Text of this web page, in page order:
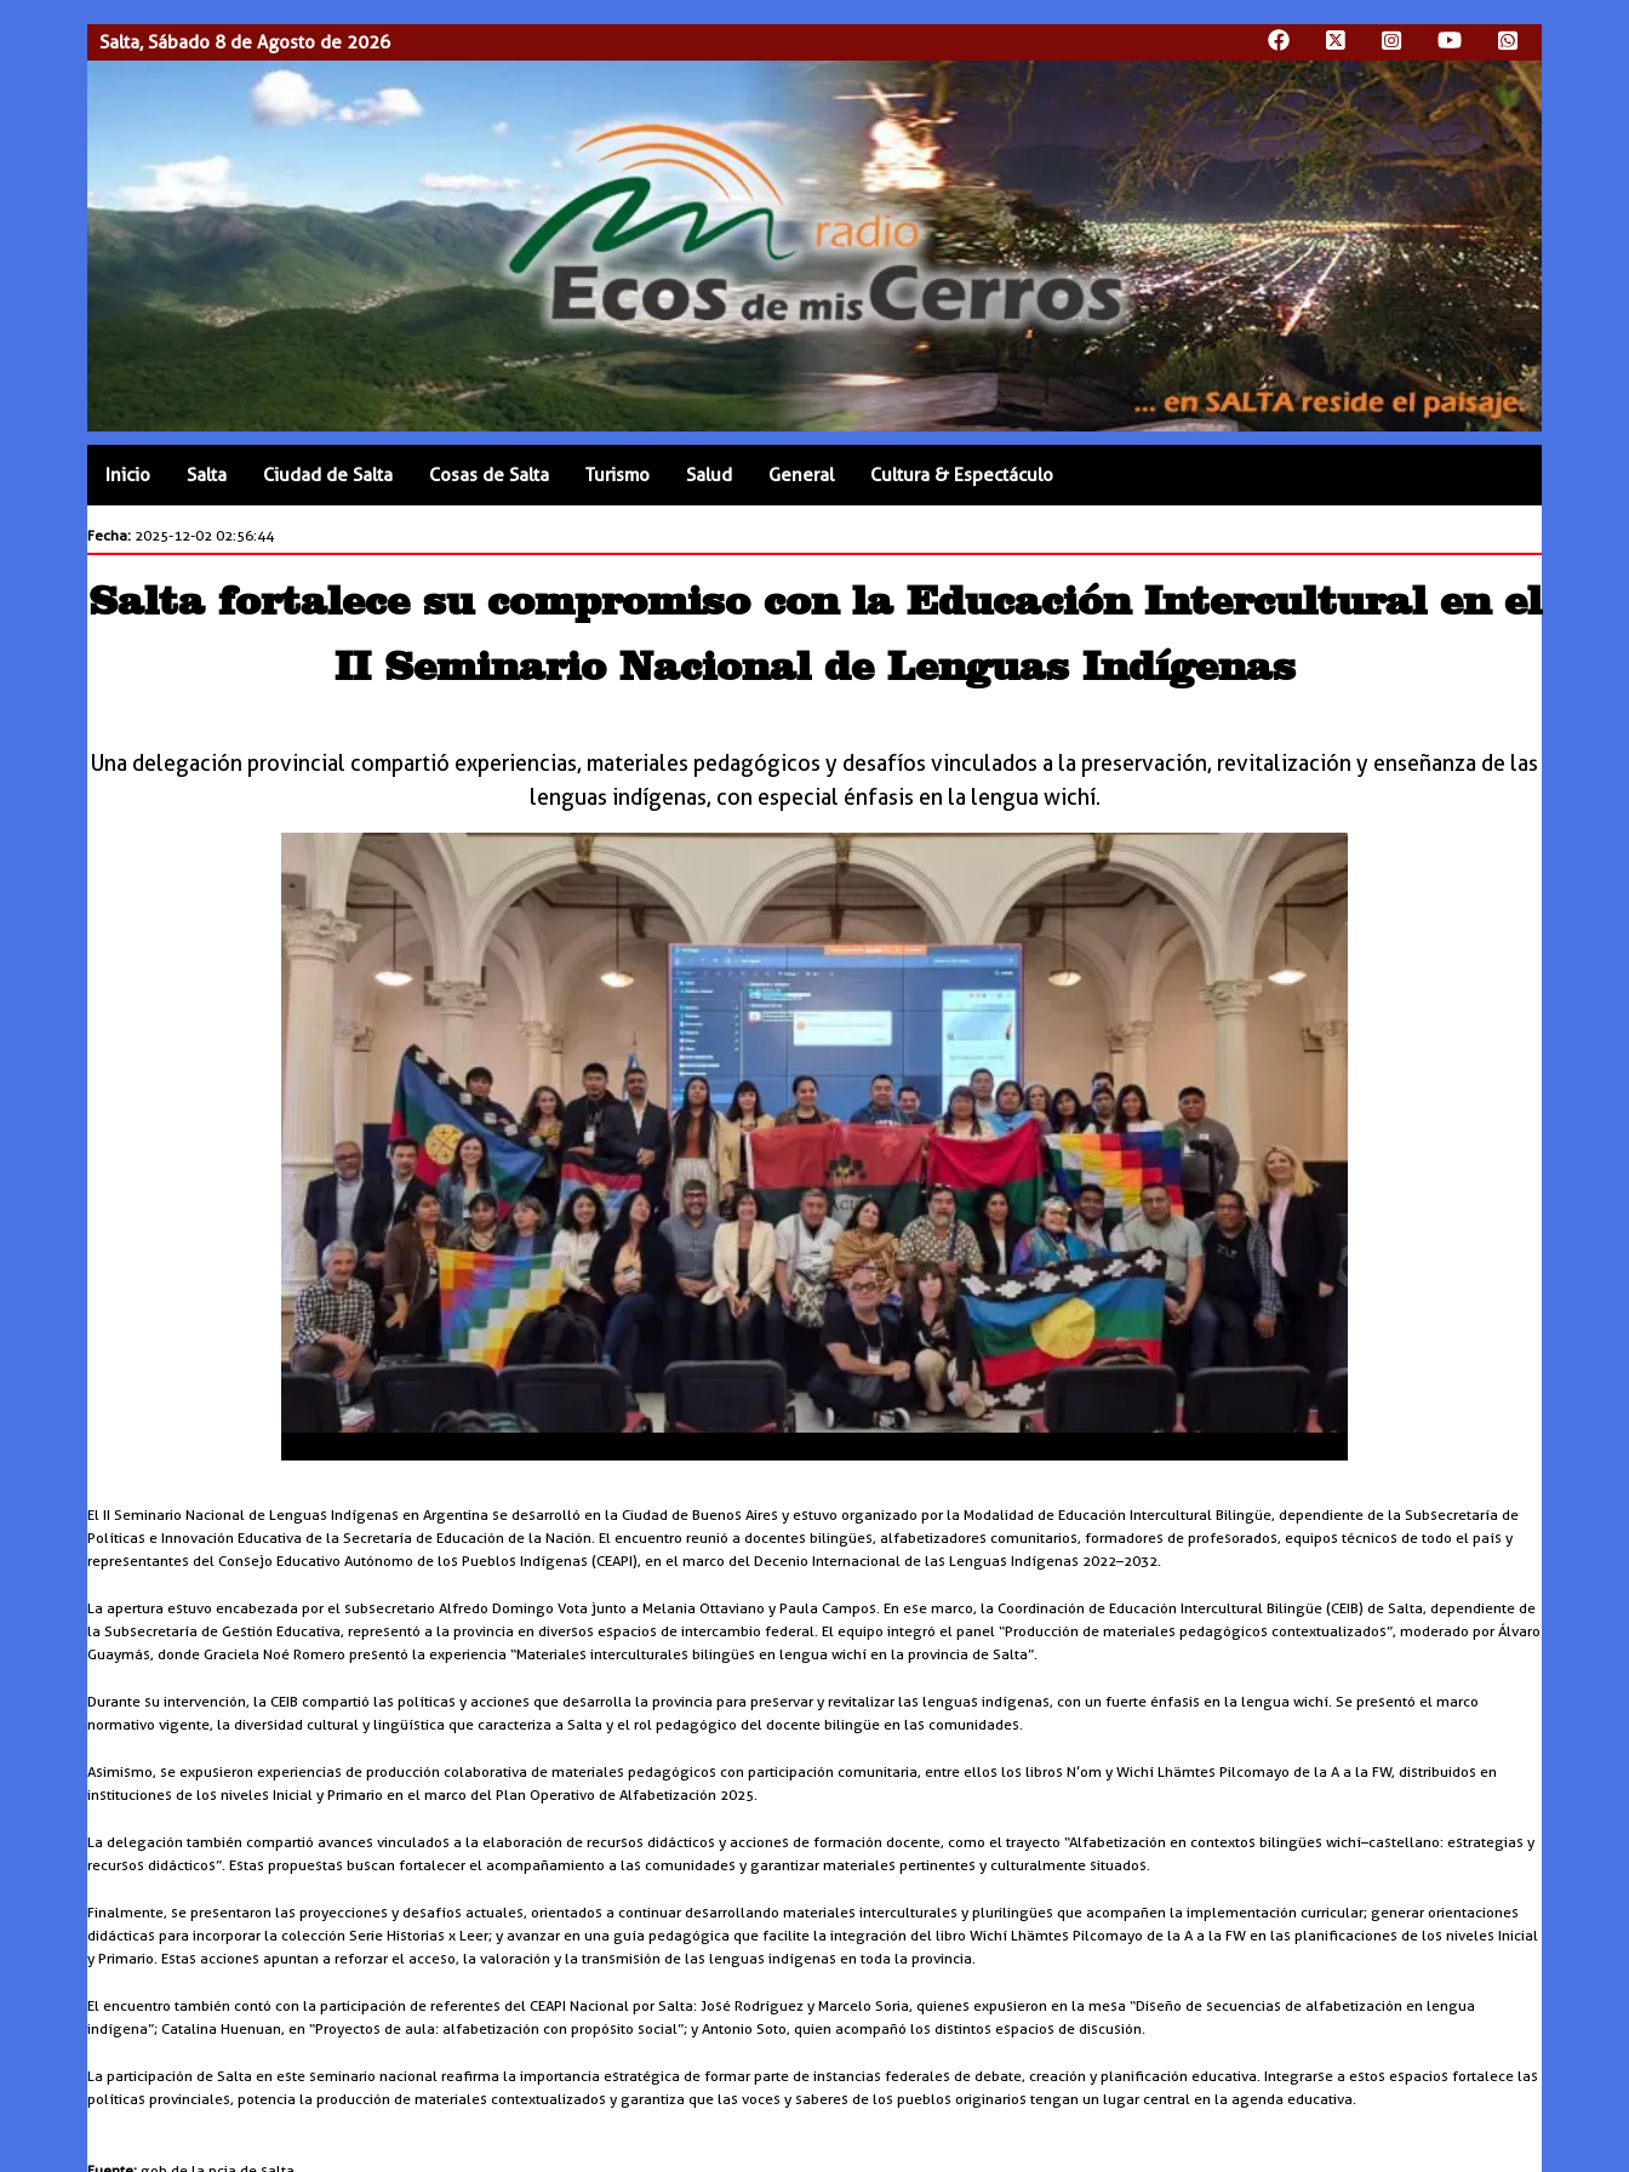
Salta, Sábado 8 de Agosto de 2026
Inicio Salta Ciudad de Salta Cosas de Salta Turismo Salud General Cultura & Espectáculo
Fecha: 2025-12-02 02:56:44
Salta fortalece su compromiso con la Educación Intercultural en el
II Seminario Nacional de Lenguas Indígenas
Una delegación provincial compartió experiencias, materiales pedagógicos y desafíos vinculados a la preservación, revitalización y enseñanza de las
lenguas indígenas, con especial énfasis en la lengua wichí.
El II Seminario Nacional de Lenguas Indígenas en Argentina se desarrolló en la Ciudad de Buenos Aires y estuvo organizado por la Modalidad de Educación Intercultural Bilingüe, dependiente de la Subsecretaría de
Políticas e Innovación Educativa de la Secretaría de Educación de la Nación. El encuentro reunió a docentes bilingües, alfabetizadores comunitarios, formadores de profesorados, equipos técnicos de todo el país y
representantes del Consejo Educativo Autónomo de los Pueblos Indígenas (CEAPI), en el marco del Decenio Internacional de las Lenguas Indígenas 2022–2032.
La apertura estuvo encabezada por el subsecretario Alfredo Domingo Vota junto a Melania Ottaviano y Paula Campos. En ese marco, la Coordinación de Educación Intercultural Bilingüe (CEIB) de Salta, dependiente de
la Subsecretaría de Gestión Educativa, representó a la provincia en diversos espacios de intercambio federal. El equipo integró el panel “Producción de materiales pedagógicos contextualizados”, moderado por Álvaro
Guaymás, donde Graciela Noé Romero presentó la experiencia “Materiales interculturales bilingües en lengua wichí en la provincia de Salta”.
Durante su intervención, la CEIB compartió las políticas y acciones que desarrolla la provincia para preservar y revitalizar las lenguas indígenas, con un fuerte énfasis en la lengua wichí. Se presentó el marco
normativo vigente, la diversidad cultural y lingüística que caracteriza a Salta y el rol pedagógico del docente bilingüe en las comunidades.
Asimismo, se expusieron experiencias de producción colaborativa de materiales pedagógicos con participación comunitaria, entre ellos los libros N’om y Wichí Lhämtes Pilcomayo de la A a la FW, distribuidos en
instituciones de los niveles Inicial y Primario en el marco del Plan Operativo de Alfabetización 2025.
La delegación también compartió avances vinculados a la elaboración de recursos didácticos y acciones de formación docente, como el trayecto “Alfabetización en contextos bilingües wichí–castellano: estrategias y
recursos didácticos”. Estas propuestas buscan fortalecer el acompañamiento a las comunidades y garantizar materiales pertinentes y culturalmente situados.
Finalmente, se presentaron las proyecciones y desafíos actuales, orientados a continuar desarrollando materiales interculturales y plurilingües que acompañen la implementación curricular; generar orientaciones
didácticas para incorporar la colección Serie Historias x Leer; y avanzar en una guía pedagógica que facilite la integración del libro Wichí Lhämtes Pilcomayo de la A a la FW en las planificaciones de los niveles Inicial
y Primario. Estas acciones apuntan a reforzar el acceso, la valoración y la transmisión de las lenguas indígenas en toda la provincia.
El encuentro también contó con la participación de referentes del CEAPI Nacional por Salta: José Rodríguez y Marcelo Soria, quienes expusieron en la mesa “Diseño de secuencias de alfabetización en lengua
indígena”; Catalina Huenuan, en “Proyectos de aula: alfabetización con propósito social”; y Antonio Soto, quien acompañó los distintos espacios de discusión.
La participación de Salta en este seminario nacional reafirma la importancia estratégica de formar parte de instancias federales de debate, creación y planificación educativa. Integrarse a estos espacios fortalece las
políticas provinciales, potencia la producción de materiales contextualizados y garantiza que las voces y saberes de los pueblos originarios tengan un lugar central en la agenda educativa.